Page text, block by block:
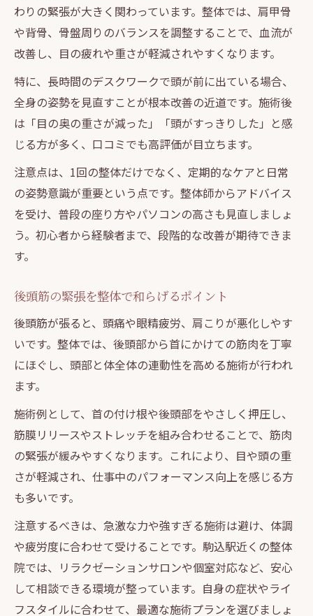
わりの緊張が大きく関わっています。整体では、肩甲骨
や背骨、骨盤周りのバランスを調整することで、血流が
改善し、目の疲れや重さが軽減されやすくなります。
特に、長時間のデスクワークで頭が前に出ている場合、
全身の姿勢を見直すことが根本改善の近道です。施術後
は「目の奥の重さが減った」「頭がすっきりした」と感
じる方が多く、口コミでも高評価が目立ちます。
注意点は、1回の整体だけでなく、定期的なケアと日常
の姿勢意識が重要という点です。整体師からアドバイス
を受け、普段の座り方やパソコンの高さも見直しましょ
う。初心者から経験者まで、段階的な改善が期待できま
す。
後頭筋の緊張を整体で和らげるポイント
後頭筋が張ると、頭痛や眼精疲労、肩こりが悪化しやす
いです。整体では、後頭部から首にかけての筋肉を丁寧
にほぐし、頭部と体全体の連動性を高める施術が行われ
ます。
施術例として、首の付け根や後頭部をやさしく押圧し、
筋膜リリースやストレッチを組み合わせることで、筋肉
の緊張が緩みやすくなります。これにより、目や頭の重
さが軽減され、仕事中のパフォーマンス向上を感じる方
も多いです。
注意するべきは、急激な力や強すぎる施術は避け、体調
や疲労度に合わせて受けることです。駒込駅近くの整体
院では、リラクゼーションサロンや個室対応など、安心
して相談できる環境が整っています。自身の症状やライ
フスタイルに合わせて、最適な施術プランを選びましょ